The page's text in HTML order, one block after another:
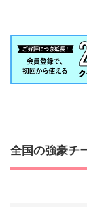
全国の強豪チ